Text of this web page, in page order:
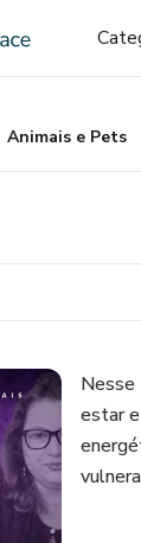
Animais e Pets
Nesse
estar